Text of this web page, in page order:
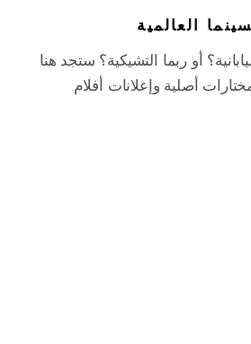
العالمية
أو ربما التشيكية؟ ستجد هنا
أصلية وإعلانات أفلام.